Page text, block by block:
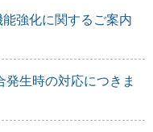
強化に関するご案内
生時の対応につきま